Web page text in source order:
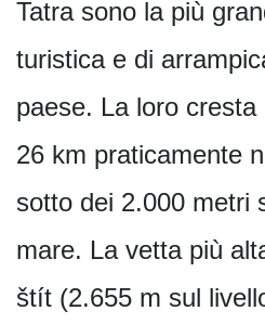
Tatra sono la più
turistica e di
paese. La loro cresta
26 km praticamente
sotto dei 2.000 metri
mare. La vetta più
štít (2.655 m sul